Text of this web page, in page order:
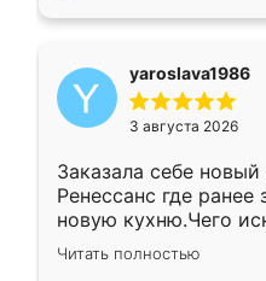
yaroslava1986
3 августа 2026
Заказала себе
Ренессанс где ранее
новую кухню.Чего
вполне довольна.
два года, нареканий
Читать полностью